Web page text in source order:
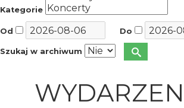
Kategorie
Od Do
Szukaj w archiwum